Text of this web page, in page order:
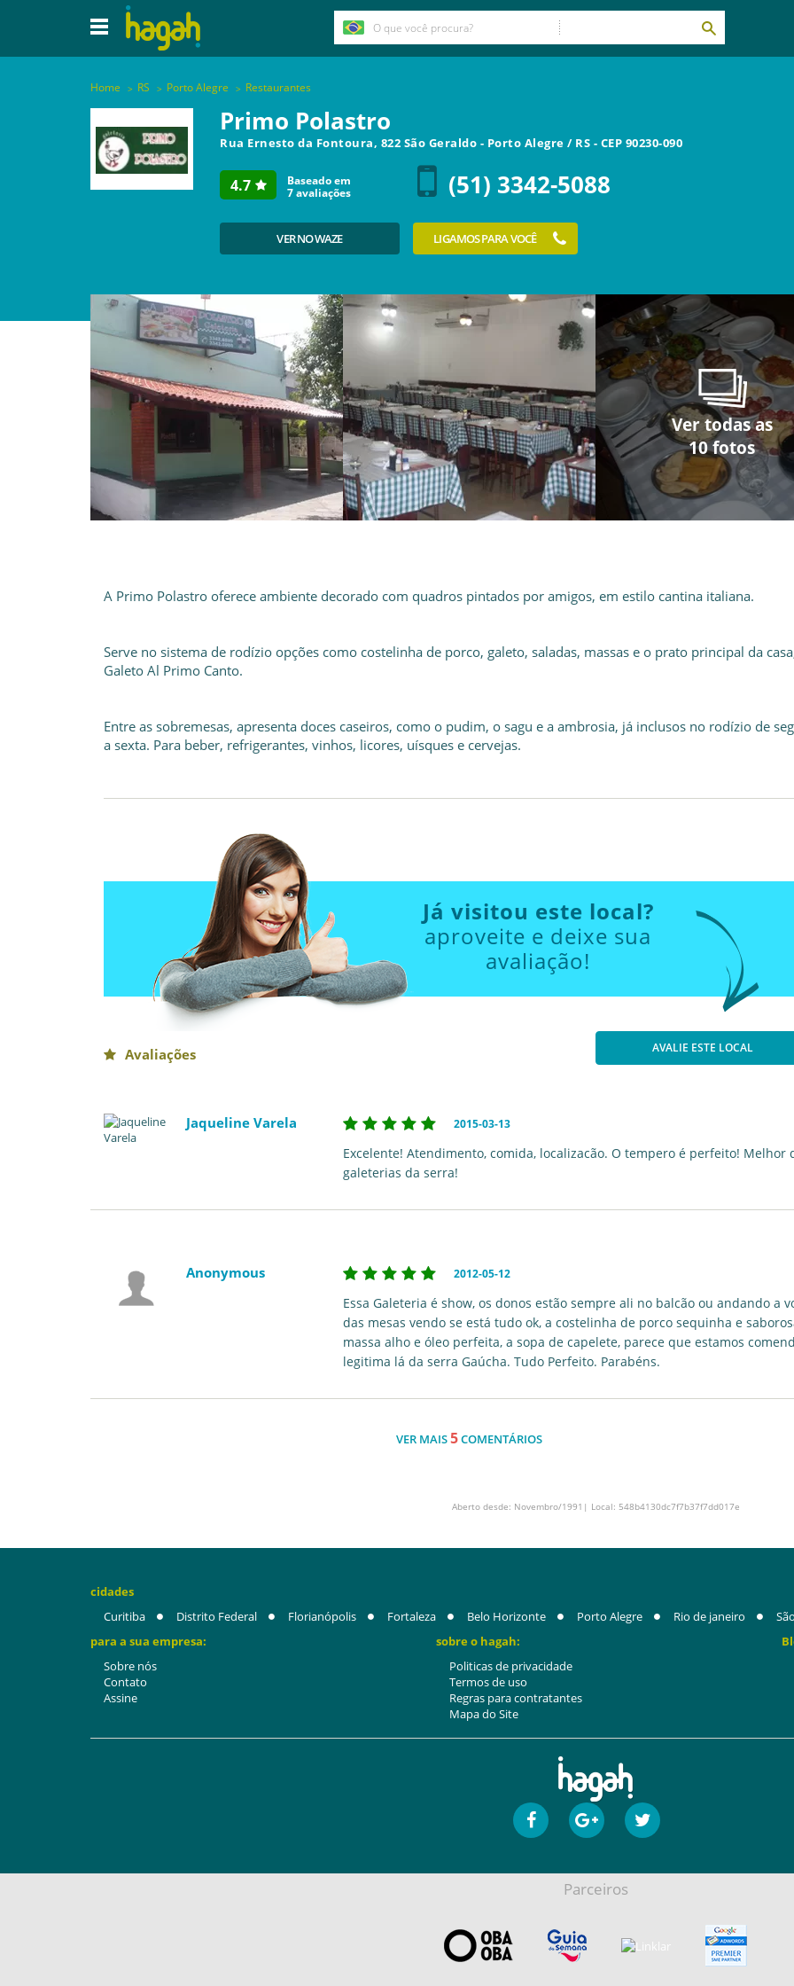
Home RS Porto Alegre Restaurantes
Primo Polastro
Rua Ernesto da Fontoura, 822 São Geraldo - Porto Alegre / RS - CEP 90230-090
4.7
Baseado em
7avaliações (51) 3342-5088
VER NO WAZE LIGAMOS PARA VOCÊ
Ver todas as
10 fotos
Ver todas as
10 fotos
Ver todas as
10 fotos
Ver todas as
10 fotos
Ver todas as
10 fotos
Ver todas as
10 fotos
Ver todas as
10 fotos
Ver todas as
10 fotos
Ver todas as
10 fotos
Ver todas as
10 fotos
A Primo Polastro oferece ambiente decorado com quadros pintados por amigos, em estilo cantina italiana.
Serve no sistema de rodízio opções como costelinha de porco, galeto, saladas, massas e o prato principal da
Galeto Al Primo Canto.
Entre as sobremesas, apresenta doces caseiros, como o pudim, o sagu e a ambrosia, já inclusos no rodízio de
a sexta. Para beber, refrigerantes, vinhos, licores, uísques e cervejas.
Já visitou este local?
aproveite e deixe sua
avaliação!
Avaliações AVALIE ESTE LOCAL
Jaqueline Varela 2015-03-13
Excelente! Atendimento, comida, localizacão. O tempero é perfeito! Melhor
galeterias da serra!
Anonymous 2012-05-12
Essa Galeteria é show, os donos estão sempre ali no balcão ou andando a
das mesas vendo se está tudo ok, a costelinha de porco sequinha e
massa alho e óleo perfeita, a sopa de capelete, parece que estamos
legitima lá da serra Gaúcha. Tudo Perfeito. Parabéns.
VER MAIS5COMENTÁRIOS
Aberto desde: Novembro/1991| Local: 548b4130dc7f7b37f7dd017e
cidades
Curitiba
Distrito Federal Florianópolis Fortaleza Belo Horizonte Porto Alegre Rio de janeiro
para a sua empresa:
Sobre nós
Contato
Assine
sobre o hagah:
Politicas de privacidade
Termos de uso
Regras para contratantes
Mapa do Site
Parceiros